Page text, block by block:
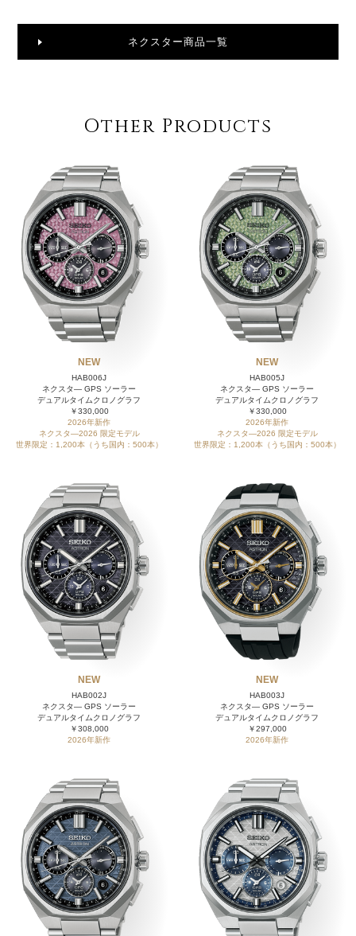
ネクスター商品一覧
Other Products
NEW
HAB006J
ネクスタ― GPS ソーラー
デュアルタイムクロノグラフ
￥330,000
2026年新作
ネクスタ―2026 限定モデル
世界限定：1,200本（うち国内：500本）
NEW
HAB005J
ネクスタ― GPS ソーラー
デュアルタイムクロノグラフ
￥330,000
2026年新作
ネクスタ―2026 限定モデル
世界限定：1,200本（うち国内：500本）
NEW
HAB002J
ネクスタ― GPS ソーラー
デュアルタイムクロノグラフ
￥308,000
2026年新作
NEW
HAB003J
ネクスタ― GPS ソーラー
デュアルタイムクロノグラフ
￥297,000
2026年新作